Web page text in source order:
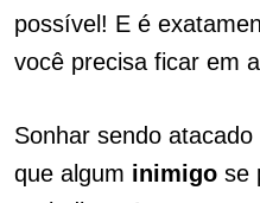
possível! E é
você precisa ficar em
Sonhar sendo
que algum inimigo se